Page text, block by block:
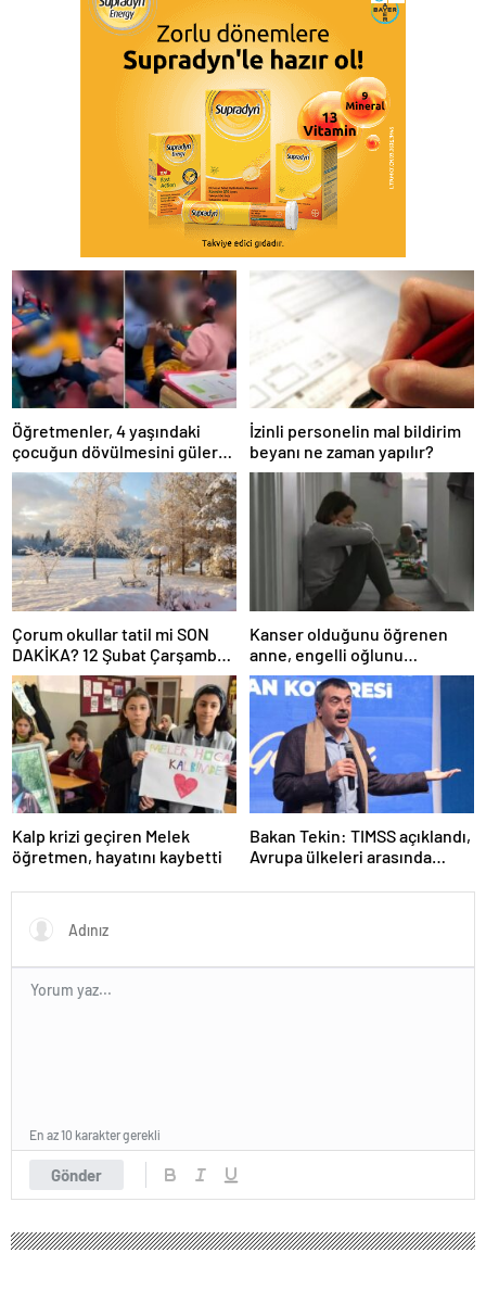
Öğretmenler, 4 yaşındaki
çocuğun dövülmesini gülerek
izledi
İzinli personelin mal bildirim
beyanı ne zaman yapılır?
Çorum okullar tatil mi SON
DAKİKA? 12 Şubat Çarşamba
Çorum’da okul yok mu (Çorum
Valiliği Açıklaması – KAR
TATİLİ)?
Kanser olduğunu öğrenen
anne, engelli oğlunu
öldürdükten sonra intihar etti
Kalp krizi geçiren Melek
öğretmen, hayatını kaybetti
Bakan Tekin: TIMSS açıklandı,
Avrupa ülkeleri arasında
Gönder
En az 10 karakter gerekli